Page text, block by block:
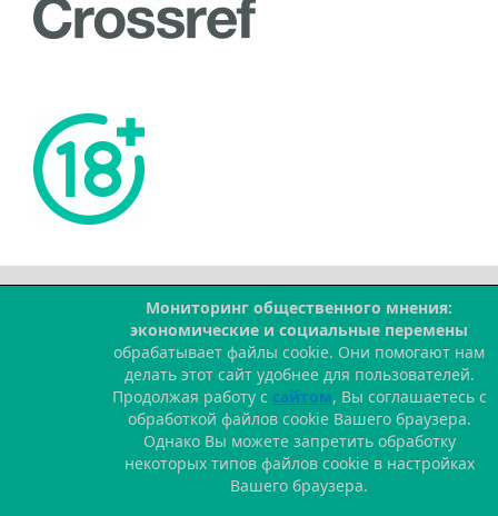
Мониторинг общественного мнения:
экономические и социальные перемены
обрабатывает файлы cookie. Они помогают нам
делать этот сайт удобнее для пользователей.
Продолжая работу с сайтом, Вы соглашаетесь с
обработкой файлов cookie Вашего браузера.
Однако Вы можете запретить обработку
некоторых типов файлов cookie в настройках
Вашего браузера.